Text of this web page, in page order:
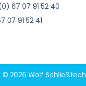
67 07 91 52 40
07 91 52 41
© 2026 Wolf